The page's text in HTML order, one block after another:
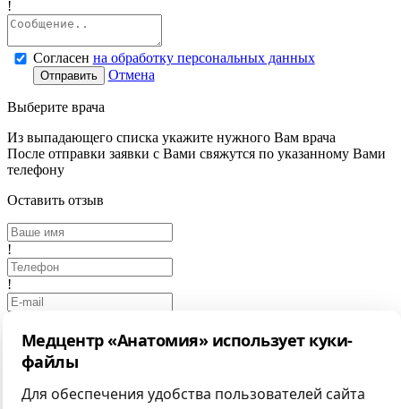
!
Согласен на обработку персональных данных
Отправить Отмена
Выберите врача
Из выпадающего списка укажите нужного Вам врача
После отправки заявки с Вами свяжутся по указанному Вами
телефону
Оставить отзыв
!
!
Отправить Отмена
Медцентр «Анатомия» использует куки-
файлы
Для обеспечения удобства пользователей сайта